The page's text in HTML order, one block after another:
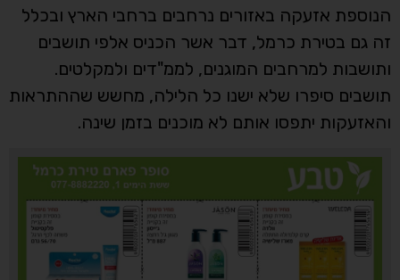
הנוספת אזעקה באזורים נרחבים ברחבי הארץ ובכלל
זה גם בטירת כרמל, דבר אשר הכניס אלפי תושבים
ותושבות למרחבים המוגנים, לממ"דים ולמקלטים.
תושבים סיפרו שלא ישנו כל הלילה, מחשש שההתראות
והאזעקות יתפסו אותם לא מוכנים בזמן שינה.